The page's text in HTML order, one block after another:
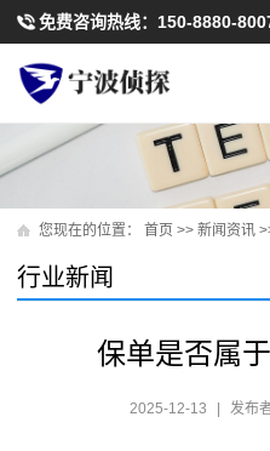
免费咨询热线： 150-8880-
您现在的位置： 首页 >> 新闻资讯
行业新闻
保单是否属
2025-12-13 发布